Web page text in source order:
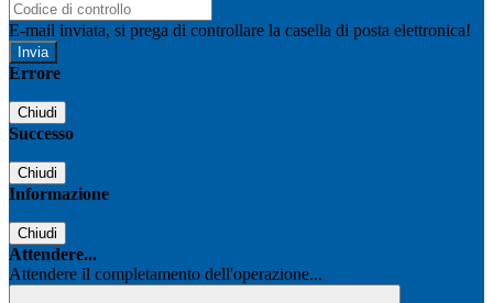
E-mail inviata, si prega di controllare la casella di posta elettronica!
Errore
Chiudi
Successo
Chiudi
Informazione
Chiudi
Attendere...
Attendere il completamento dell'operazione...